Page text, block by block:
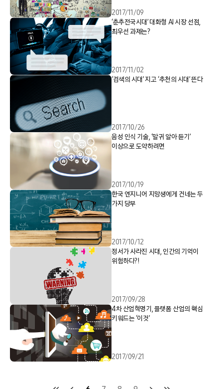
2017/11/09
‘춘추전국시대’ 대화형 AI 시장 선점,
최우선 과제는?
2017/11/02
‘검색의 시대’ 지고 ‘추천의 시대’ 뜬다
2017/10/26
음성 인식 기술, ‘말귀 알아 듣기’
이상으로 도약하려면
2017/10/19
한국 엔지니어 지망생에게 건네는 두
가지 당부
2017/10/12
정서가 사라진 시대, 인간의 기억이
위험하다?!
2017/09/28
4차 산업혁명기, 플랫폼 산업의 핵심
키워드는 ‘이것’
2017/09/21